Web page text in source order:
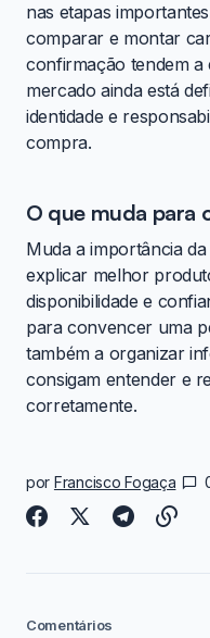
nas etapas
comparar e montar
confirmação tendem a
mercado ainda está
identidade e
compra.
O que muda para
Muda a importância
explicar melhor
disponibilidade e
para convencer uma
também a organizar
consigam entender e
corretamente.
por Francisco Fogaça
Comentários